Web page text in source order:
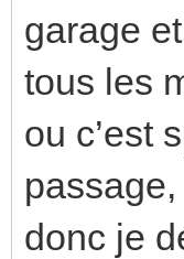
garage
tous les
ou c’est
donc je